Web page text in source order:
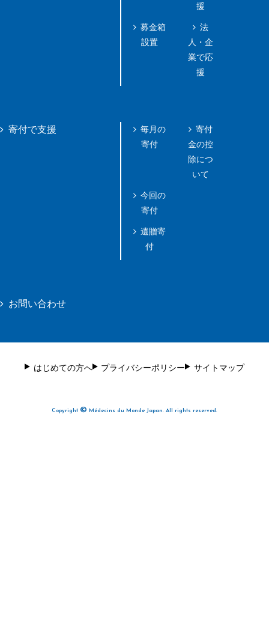
募金箱
設置
援
法
人・企
業で応
援
寄付で支援
毎月の
寄付
今回の
寄付
遺贈寄
付
寄付
金の控
除につ
いて
お問い合わせ
はじめての方へ プライバシーポリシー サイトマップ
Copyright © Médecins du Monde Japan. All rights reserved.